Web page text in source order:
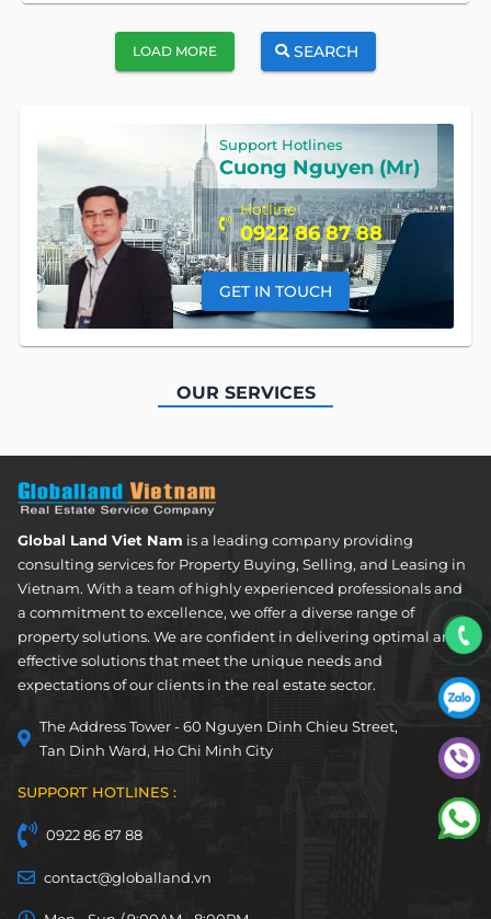
LOAD MORE SEARCH
Support Hotlines
Cuong Nguyen (Mr)
Hotline
0922 86 87 88
GET IN TOUCH
OUR SERVICES
Apartment
FOR LEASE
Global Land Viet Namis a leading company providing